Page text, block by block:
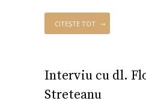
CITEȘTE TOT
Interviu cu dl.
Streteanu